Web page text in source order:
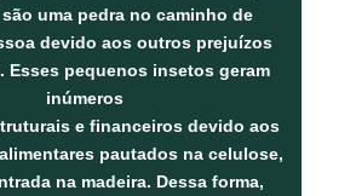
são uma pedra no caminho de
devido aos outros prejuízos
Esses pequenos insetos geram
inúmeros
efinanceiros devido aos
pautados na celulose,
na madeira. Dessa forma,